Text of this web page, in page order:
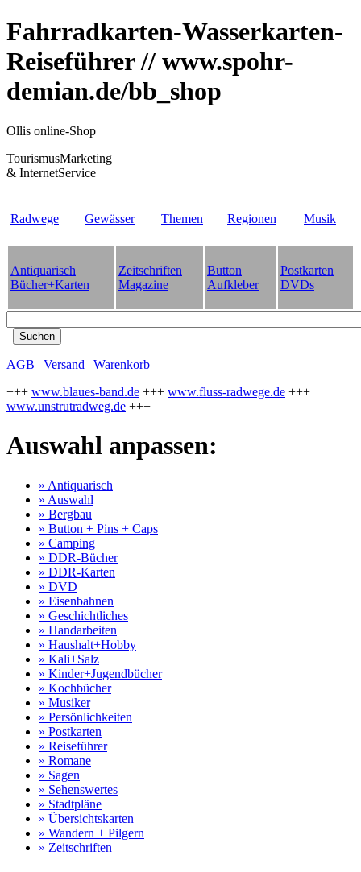
Fahrradkarten-Wasserkarten-
Reiseführer // www.spohr-
demian.de/bb_shop
Ollis online-Shop
TourismusMarketing
& InternetService
Radwege Gewässer Themen Regionen Musik
Antiquarisch
Bücher+Karten
Zeitschriften
Magazine
Button
Aufkleber
Postkarten
DVDs
AGB | Versand | Warenkorb
+++ www.blaues-band.de +++ www.fluss-radwege.de +++
www.unstrutradweg.de +++
Auswahl anpassen:
» Antiquarisch
» Auswahl
» Bergbau
» Button + Pins + Caps
» Camping
» DDR-Bücher
» DDR-Karten
» DVD
» Eisenbahnen
» Geschichtliches
» Handarbeiten
» Haushalt+Hobby
» Kali+Salz
» Kinder+Jugendbücher
» Kochbücher
» Musiker
» Persönlichkeiten
» Postkarten
» Reiseführer
» Romane
» Sagen
» Sehenswertes
» Stadtpläne
» Übersichtskarten
» Wandern + Pilgern
» Zeitschriften